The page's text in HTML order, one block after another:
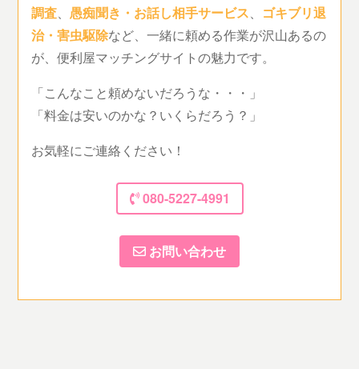
調査、愚痴聞き・お話し相手サービス、 ゴキブリ退
治・害虫駆除など、一緒に頼める作業が沢山あるの
が、便利屋マッチングサイトの魅力です。
「こんなこと頼めないだろうな・・・」
「料金は安いのかな？いくらだろう？」
お気軽にご連絡ください！
080-5227-4991
お問い合わせ